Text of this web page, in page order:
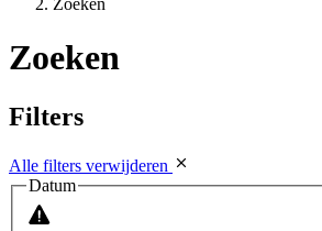
Zoeken
Zoeken
Filters
Alle filters verwijderen
Datum